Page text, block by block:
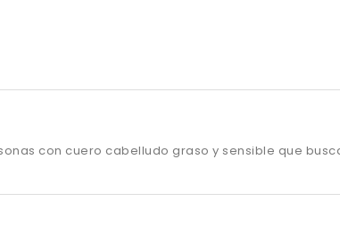
con cuero cabelludo graso y sensible que